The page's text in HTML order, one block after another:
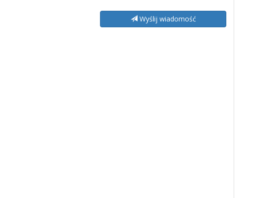
Wyślij wiadomość